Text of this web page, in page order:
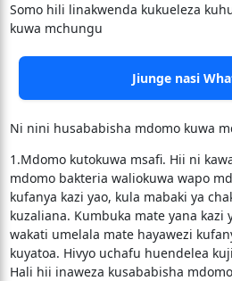
Somo hili linakwenda kukueleza
kuwa mchungu
Jiunge nasi
Ni nini husababisha mdomo kuwa
1.Mdomo kutokuwa msafi. Hii ni
mdomo bakteria waliokuwa wapo
kufanya kazi yao, kula mabaki ya
kuzaliana. Kumbuka mate yana kazi
wakati umelala mate hayawezi
kuyatoa. Hivyo uchafu huendelea
Hali hii inaweza kusababisha